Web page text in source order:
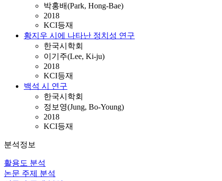
박홍배(Park, Hong-Bae)
2018
KCI등재
황지우 시에 나타난 정치성 연구
한국시학회
이기주(Lee, Ki-ju)
2018
KCI등재
백석 시 연구
한국시학회
정보영(Jung, Bo-Young)
2018
KCI등재
분석정보
활용도 분석
논문 주제 분석